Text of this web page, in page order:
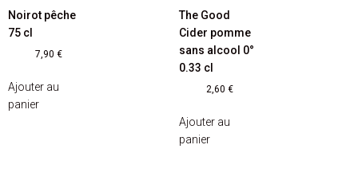
Noirot pêche
75 cl
7,90€
Ajouter au
panier
The Good
Cider pomme
sans alcool 0°
0.33 cl
2,60€
Ajouter au
panier